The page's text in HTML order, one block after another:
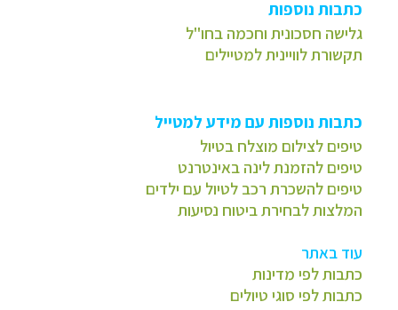
כתבות נוספות
גלישה חסכונית וחכמה בחו"ל
תקשורת לוויינית למטיילים
כתבות נוספות עם מידע למטייל
טיפים לצילום מוצלח בטיול
טיפים להזמנת לינה באינטרנט
טיפים להשכרת רכב לטיול עם ילדים
המלצות לבחירת ביטוח נסיעות
עוד באתר
כתבות לפי מדינות
כתבות לפי סוגי טיולים